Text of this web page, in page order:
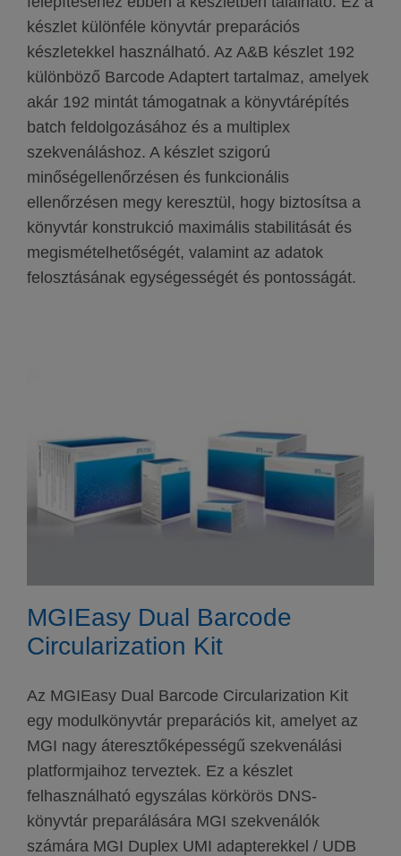
készlet különféle könyvtár preparációs
készletekkel használható. Az A&B készlet 192
különböző Barcode Adaptert tartalmaz, amelyek
akár 192 mintát támogatnak a könyvtárépítés
batch feldolgozásához és a multiplex
szekvenáláshoz. A készlet szigorú
minőségellenőrzésen és funkcionális
ellenőrzésen megy keresztül, hogy biztosítsa a
könyvtár konstrukció maximális stabilitását és
megismételhetőségét, valamint az adatok
felosztásának egységességét és pontosságát.
MGIEasy Dual Barcode
Circularization Kit
Az MGIEasy Dual Barcode Circularization Kit
egy modulkönyvtár preparációs kit, amelyet az
MGI nagy áteresztőképességű szekvenálási
platformjaihoz terveztek. Ez a készlet
felhasználható egyszálas körkörös DNS-
könyvtár preparálására MGI szekvenálók
számára MGI Duplex UMI adapterekkel / UDB